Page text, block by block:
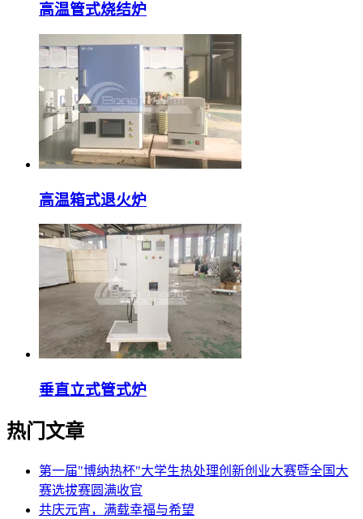
高温管式烧结炉
高温箱式退火炉
垂直立式管式炉
热门文章
第一届"博纳热杯"大学生热处理创新创业大赛暨全国大
赛选拔赛圆满收官
共庆元宵，满载幸福与希望